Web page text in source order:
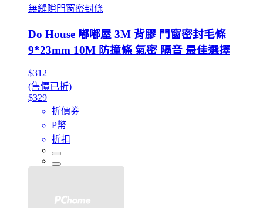
無縫隙門窗密封條
Do House 嘟嘟屋 3M 背膠 門窗密封毛條
9*23mm 10M 防撞條 氣密 隔音 最佳選擇
$312
(售價已折)
$329
折價券
P幣
折扣